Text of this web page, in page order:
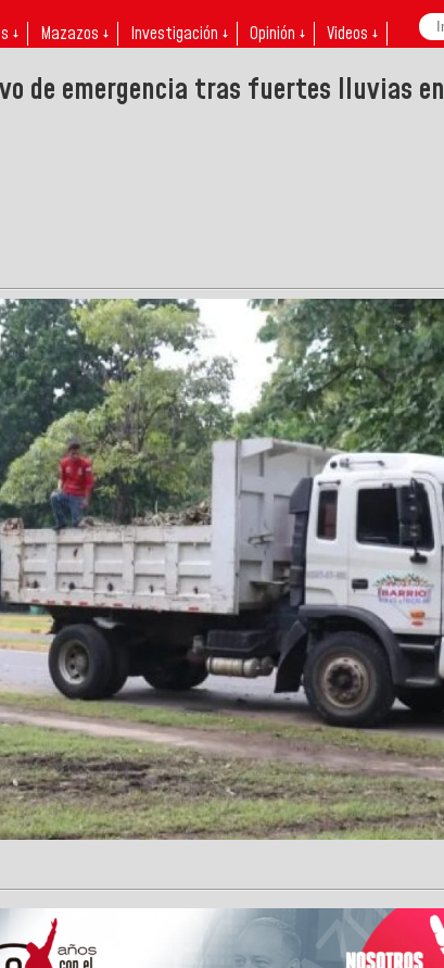
↓ Mazazos ↓ Investigación ↓ Opinión ↓ Videos ↓
de emergencia tras fuertes lluvias en